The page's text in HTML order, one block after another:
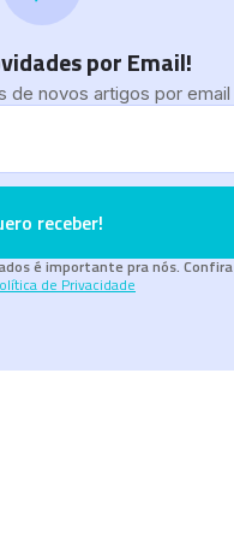
por Email!
de novos artigos por email
receber!
é importante pra nós. Confira
de Privacidade